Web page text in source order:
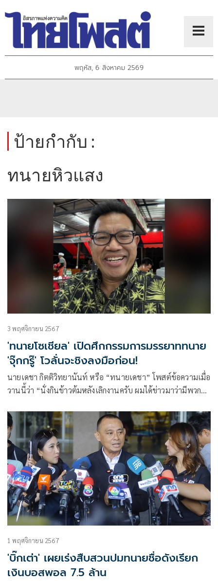
พฤหัส, 6 สิงหาคม 2569
ป้ายกำกับ :
ทนายหิวแสง
3 พฤศจิกายน 2567
'ทนายโซเชียล' เปิดศึกกรรมการมรรยาททนาย
'จุ๊กกรู๊' โวลั่นจะชิงลงมือก่อน!
นายเดชา กิตติวิทยานันท์ หรือ “ทนายเดชา” โพสต์ข้อความเมื่อ
วานนี้ว่า “นั่งกินข้าวต้มหลังเลิกงานครับ ผมได้ข่าวมาว่ามีพวก
1 พฤศจิกายน 2567
'บิ๊กเต่า' เผยเร่งสืบสวนปมทนายชื่อดังเรียก
เงินบอสพอล 7.5 ล้าน